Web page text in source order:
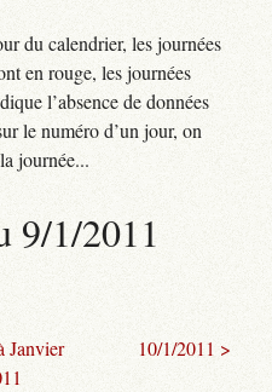
du calendrier, les journées
en rouge, les journées
l’absence de données
le numéro d’un jour, on
journée...
9/1/2011
Janvier
10/1/2011 >